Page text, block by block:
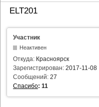
ELT201
Участник
Неактивен
Откуда: Красноярск
Зарегистрирован: 2017-11-08
Сообщений: 27
Спасибо: 11